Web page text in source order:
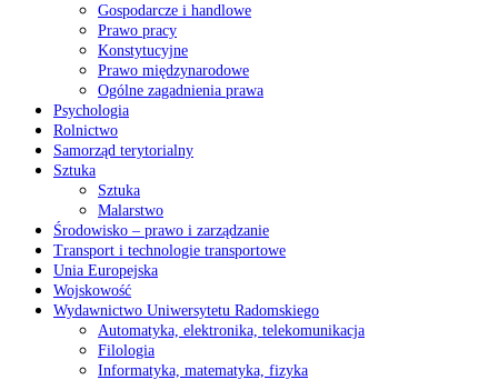
Gospodarcze i handlowe
Prawo pracy
Konstytucyjne
Prawo międzynarodowe
Ogólne zagadnienia prawa
Psychologia
Rolnictwo
Samorząd terytorialny
Sztuka
Sztuka
Malarstwo
Środowisko – prawo i zarządzanie
Transport i technologie transportowe
Unia Europejska
Wojskowość
Wydawnictwo Uniwersytetu Radomskiego
Automatyka, elektronika, telekomunikacja
Filologia
Informatyka, matematyka, fizyka